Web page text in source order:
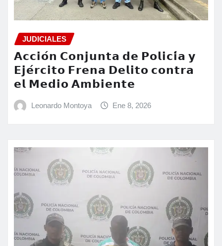
JUDICIALES
𝗔𝗰𝗰𝗶𝗼́𝗻 𝗖𝗼𝗻𝗷𝘂𝗻𝘁𝗮 𝗱𝗲 𝗣𝗼𝗹𝗶𝗰𝗶́𝗮 𝘆
𝗘𝗷𝗲́𝗿𝗰𝗶𝘁𝗼 𝗙𝗿𝗲𝗻𝗮 𝗗𝗲𝗹𝗶𝘁𝗼 𝗰𝗼𝗻𝘁𝗿𝗮
𝗲𝗹 𝗠𝗲𝗱𝗶𝗼 𝗔𝗺𝗯𝗶𝗲𝗻𝘁𝗲
Leonardo Montoya Ene 8, 2026